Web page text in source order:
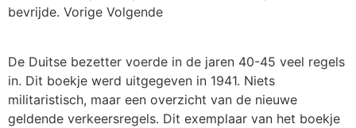
bevrijde. Vorige Volgende
De Duitse bezetter voerde in de jaren 40-45 veel regels
in. Dit boekje werd uitgegeven in 1941. Niets
militaristisch, maar een overzicht van de nieuwe
geldende verkeersregels. Dit exemplaar van het boekje